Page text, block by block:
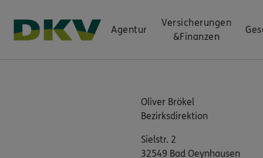
Agentur
Versicherungen
&Finanzen
Oliver Brökel
Bezirksdirektion
Sielstr. 2
32549 Bad Oeynhausen